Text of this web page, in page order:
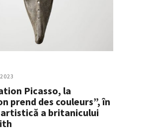
Picasso, la
prend des couleurs”, în
a britanicului